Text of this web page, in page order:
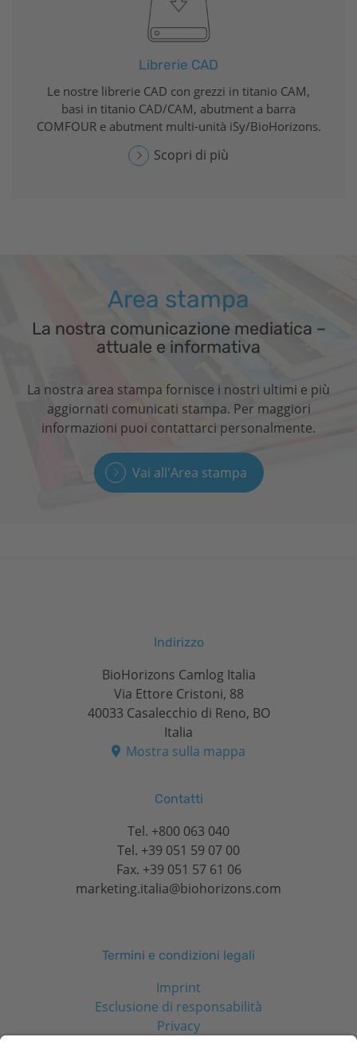
Librerie CAD
Le nostre librerie CAD con grezzi in titanio CAM,
basi in titanio CAD/CAM, abutment a barra
COMFOUR e abutment multi-unità iSy/BioHorizons.
Scopri di più
Area stampa
La nostra comunicazione mediatica –
attuale e informativa
La nostra area stampa fornisce i nostri ultimi e più
aggiornati comunicati stampa. Per maggiori
informazioni puoi contattarci personalmente.
Vai all'Area stampa
Indirizzo
BioHorizons Camlog Italia
Via Ettore Cristoni, 88
40033 Casalecchio di Reno, BO
Italia
Mostra sulla mappa
Contatti
Tel. +800 063 040
Tel. +39 051 59 07 00
Fax. +39 051 57 61 06
marketing.italia@biohorizons.com
Termini e condizioni legali
Imprint
Esclusione di responsabilità
Privacy